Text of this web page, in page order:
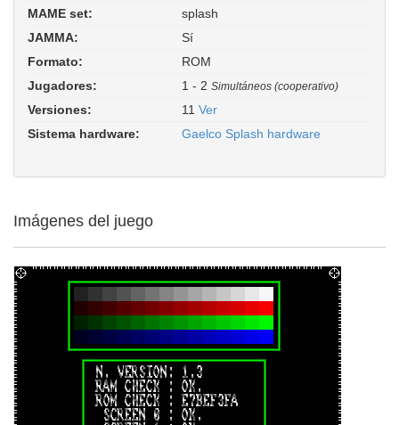
MAME set:
splash
E7BEF3FA, World). Driver:
gaelco/splash.cpp
JAMMA:
Sí
Formato:
ROM
Jugadores:
1 - 2 Simultáneos (cooperativo)
Versiones: 11 Ver
Sistema hardware:
Gaelco Splash hardware
Imágenes del juego